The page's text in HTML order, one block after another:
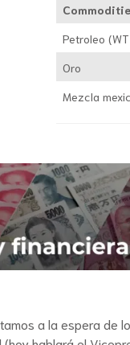
Petroleo
Oro
Mezcla
a la espera de